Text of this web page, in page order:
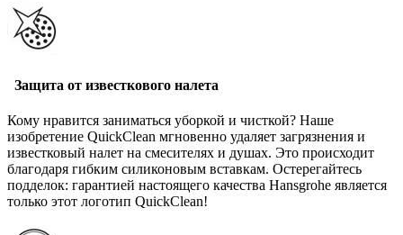
Защита от известкового налета
Кому нравится заниматься уборкой и чисткой? Наше
изобретение QuickClean мгновенно удаляет загрязнения и
известковый налет на смесителях и душах. Это происходит
благодаря гибким силиконовым вставкам. Остерегайтесь
подделок: гарантией настоящего качества Hansgrohe является
только этот логотип QuickClean!